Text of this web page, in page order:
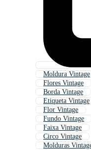
Moldura Vintage
Flores Vintage
Borda Vintage
Etiqueta Vintage
Flor Vintage
Fundo Vintage
Faixa Vintage
Circo Vintage
Molduras